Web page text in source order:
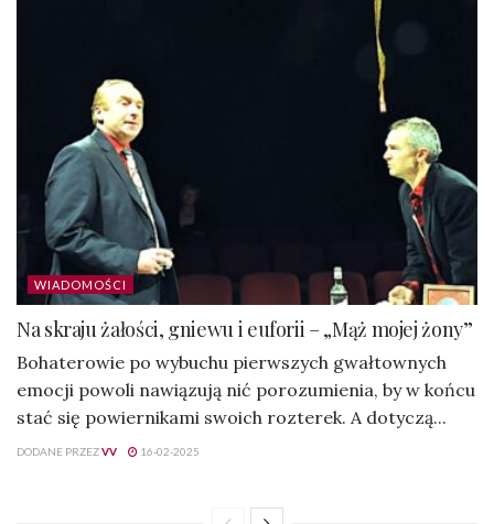
WIADOMOŚCI
Na skraju żałości, gniewu i euforii – „Mąż mojej żony”
Bohaterowie po wybuchu pierwszych gwałtownych
emocji powoli nawiązują nić porozumienia, by w końcu
stać się powiernikami swoich rozterek. A dotyczą...
DODANE PRZEZVV 16-02-2025